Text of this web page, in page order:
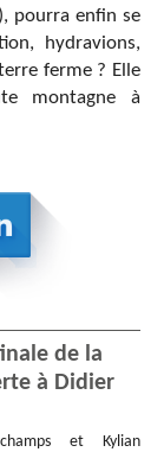
pourra enfin se
hydravions,
ferme ? Elle
montagne à
de la
à Didier
et Kylian